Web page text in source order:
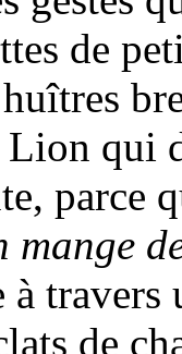
de
huîtres
Lion qui
parce
mange
travers
de